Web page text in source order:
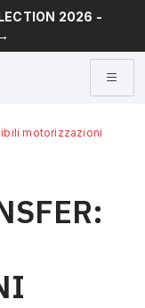
2026 -
motorizzazioni